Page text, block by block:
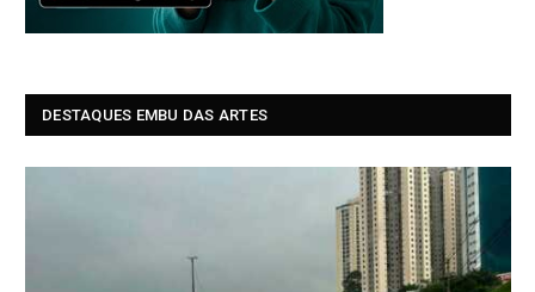
DESTAQUES EMBU DAS ARTES